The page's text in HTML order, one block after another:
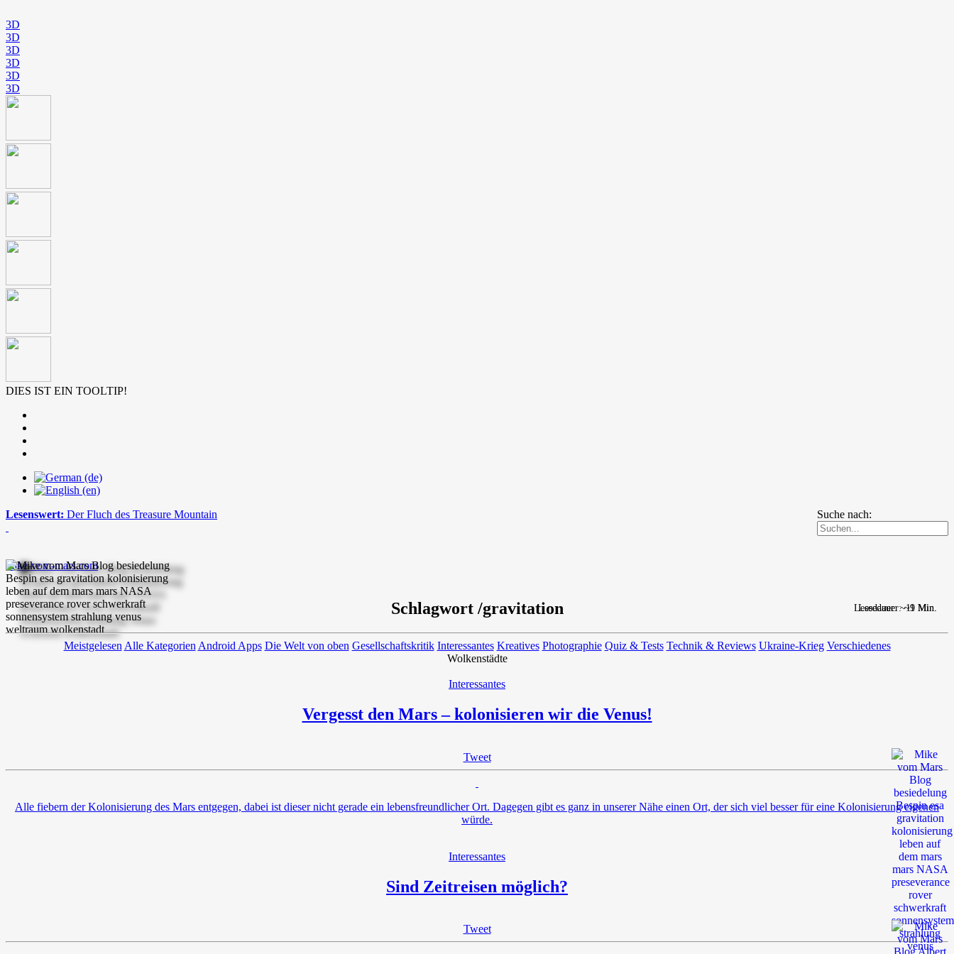
3D
3D
3D
3D
3D
3D
DIES IST EIN TOOLTIP!
Suche nach:
Lesenswert: Der Fluch des Treasure Mountain
mike-vom-mars.com
Schlagwort /gravitation
Meistgelesen Alle Kategorien Android Apps Die Welt von oben Gesellschaftskritik Interessantes Kreatives Photographie Quiz & Tests Technik & Reviews Ukraine-Krieg Verschiedenes
Wolkenstädte
Interessantes
Vergesst den Mars – kolonisieren wir die Venus!
Tweet
Lesedauer: ~9 Min.
Alle fiebern der Kolonisierung des Mars entgegen, dabei ist dieser nicht gerade ein lebensfreundlicher Ort. Dagegen gibt es ganz in unserer Nähe einen Ort, der sich viel besser für eine Kolonisierung eigenen
würde.
Interessantes
Sind Zeitreisen möglich?
Tweet
Lesedauer: ~11 Min.